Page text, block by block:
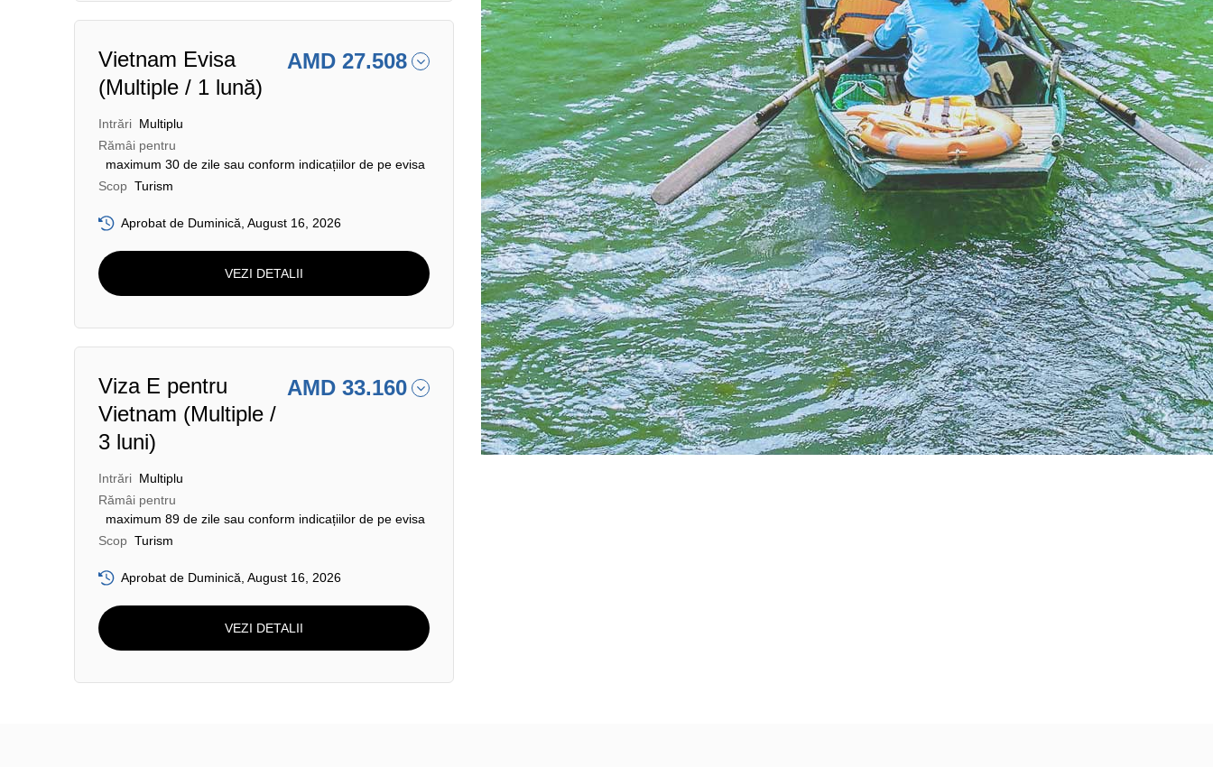
Vietnam Evisa
(Multiple / 1 lună)
AMD 27.508
Intrări Multiplu
Rămâi pentru
maximum 30 de zile sau conform indicațiilor de pe evisa
Scop Turism
Aprobat de Duminică, August 16, 2026
VEZI DETALII
Viza E pentru
Vietnam (Multiple /
3 luni)
AMD 33.160
Intrări Multiplu
Rămâi pentru
maximum 89 de zile sau conform indicațiilor de pe evisa
Scop Turism
Aprobat de Duminică, August 16, 2026
VEZI DETALII